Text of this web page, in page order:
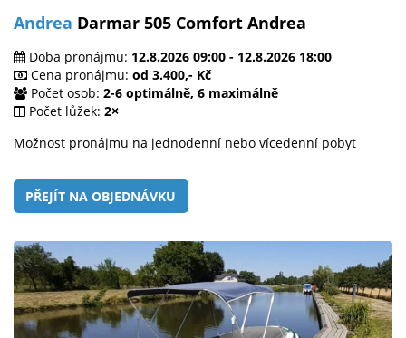
Andrea Darmar 505 Comfort Andrea
Doba pronájmu: 12.8.2026 09:00 - 12.8.2026 18:00
Cena pronájmu: od 3.400,- Kč
Počet osob: 2-6 optimálně, 6 maximálně
Počet lůžek: 2×
Možnost pronájmu na jednodenní nebo vícedenní pobyt
PŘEJÍT NA OBJEDNÁVKU